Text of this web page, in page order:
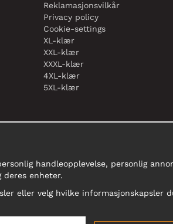
Reklamasjonsvilkår
Privacy policy
Cookie-settings
XL-klær
XXL-klær
XXXL-klær
4XL-klær
5XL-klær
handleopplevelse, personlig
deres enheter.
eller velg hvilke